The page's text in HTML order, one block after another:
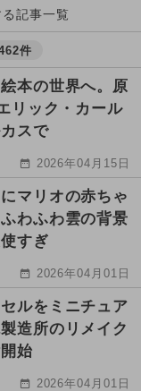
記事一覧
件
本の世界へ。原
リック・カール
スで
2026年04月15日
マリオの赤ちゃ
わふわ雲の背景
すぎ
2026年04月01日
ルをミニチュア
造所のリメイク
始
2026年04月01日